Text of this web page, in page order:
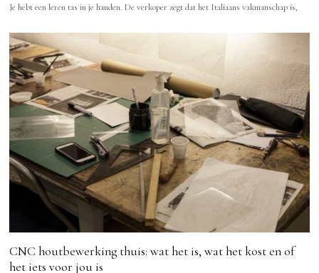
Je hebt een leren tas in je handen. De verkoper zegt dat het Italiaans vakmanschap is,
CNC houtbewerking thuis: wat het is, wat het kost en of
het iets voor jou is